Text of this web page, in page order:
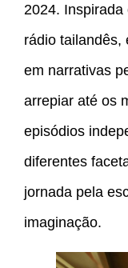
2024.
rádio tailandês,
em narrativas
arrepiar até os
episódios
diferentes
jornada pela
imaginação.